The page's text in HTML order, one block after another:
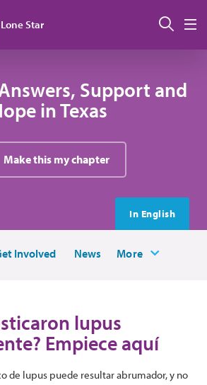
Lone Star
Support and
in Texas
Make this my chapter
In English
Involved News More
lupus
Empiece aquí
de lupus puede resultar abrumador, y no